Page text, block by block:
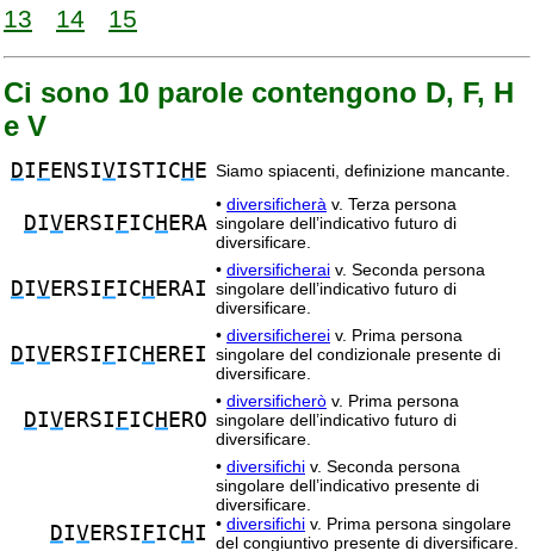
13
14 15
Ci sono 10 parole contengono D, F, H
e V
DI F ENSIVISTIC H E Siamo spiacenti, definizione mancante.
DIVERSI FIC H ERA
• diversificherà v. Terza persona
singolare dell’indicativo futuro di
diversificare.
DIVERSI FIC H ERAI
• diversificherai v. Seconda persona
singolare dell’indicativo futuro di
diversificare.
DIVERSI FIC H EREI
• diversificherei v. Prima persona
singolare del condizionale presente di
diversificare.
DIVERSI FIC H ERO
• diversificherò v. Prima persona
singolare dell’indicativo futuro di
diversificare.
DIVERSI FIC H I
• diversifichi v. Seconda persona
singolare dell’indicativo presente di
diversificare.
• diversifichi v. Prima persona singolare
del congiuntivo presente di diversificare.